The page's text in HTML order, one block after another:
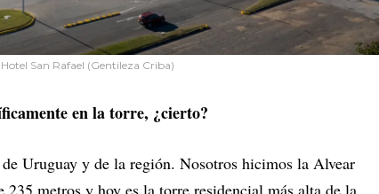
San Rafael (Gentileza Criba)
en la torre, ¿cierto?
Uruguay y de la región. Nosotros hicimos la Alvear
235 metros y hoy es la torre residencial más alta de la